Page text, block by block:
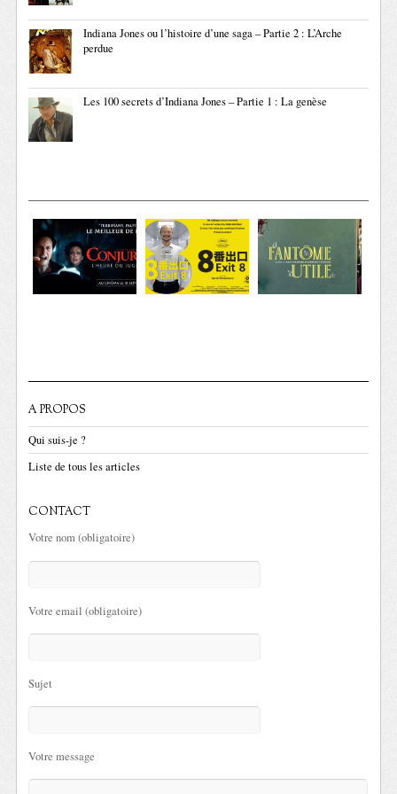
Indiana Jones ou l’histoire d’une saga – Partie 2 : L’Arche
perdue
Les 100 secrets d’Indiana Jones – Partie 1 : La genèse
A PROPOS
Qui suis-je ?
Liste de tous les articles
CONTACT
Votre nom (obligatoire)
Votre email (obligatoire)
Sujet
Votre message